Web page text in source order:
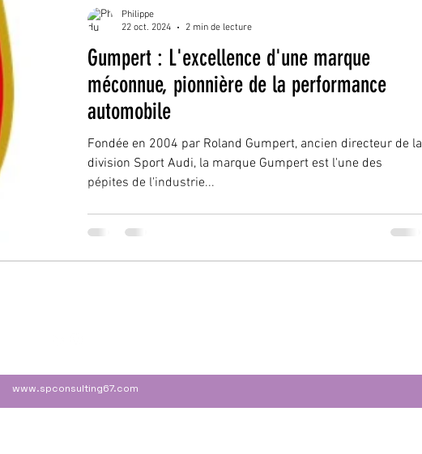
Gumpert : L'excellence d'une marque
méconnue, pionnière de la performance
automobile
Fondée en 2004 par Roland Gumpert, ancien directeur de la
division Sport Audi, la marque Gumpert est l'une des
pépites de l'industrie...
Philippe
22 oct. 2024
2 min de lecture
www.spconsulting67.com